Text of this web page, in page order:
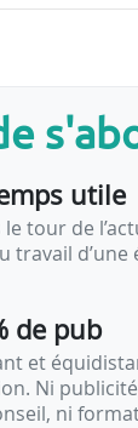
les
(BET)
utile
tour de
travail d’une
de pub
et
Ni
ni